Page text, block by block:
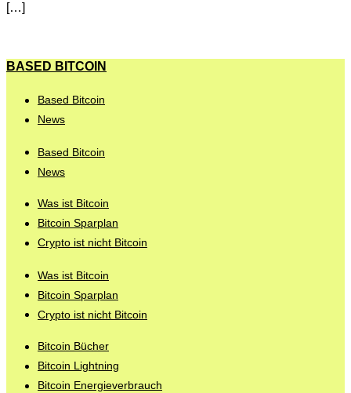
[…]
BASED BITCOIN
Based Bitcoin
News
Based Bitcoin
News
Was ist Bitcoin
Bitcoin Sparplan
Crypto ist nicht Bitcoin
Was ist Bitcoin
Bitcoin Sparplan
Crypto ist nicht Bitcoin
Bitcoin Bücher
Bitcoin Lightning
Bitcoin Energieverbrauch